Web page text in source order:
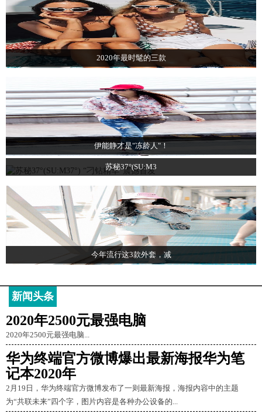
2020年最时髦的三款
伊能静才是"冻龄人"！
苏秘37°(SU:M3
今年流行这3款外套，减
新闻头条
2020年2500元最强电脑
2020年2500元最强电脑...
华为终端官方微博爆出最新海报华为笔
记本2020年
2月19日，华为终端官方微博发布了一则最新海报，海报内容中的主题
为“共联未来”四个字，图片内容是各种办公设备的...